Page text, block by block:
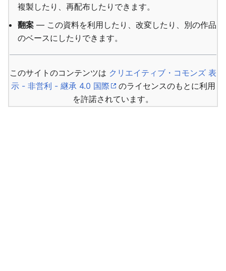
複製したり、再配布したりできます。
翻案 — この資料を利用したり、改変したり、別の作品
のベースにしたりできます。
このサイトのコンテンツは クリエイティブ・コモンズ 表
示 - 非営利 - 継承 4.0 国際
のライセンスのもとに利用
を許諾されています。